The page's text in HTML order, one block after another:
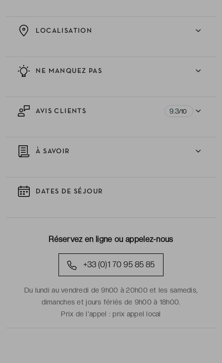
NE MANQUEZ PAS
LOCALISATION
AVIS CLIENTS 9.3/10
À SAVOIR
DATES DE SÉJOUR
Réservez en ligne ou appelez-nous
+33 (0)1 70 95 85 85
Du lundi au vendredi de 9h00 à 20h00 et les samedis,
dimanches et jours fériés de 9h00 à 18h00.
Prix de l'appel :prix appel local